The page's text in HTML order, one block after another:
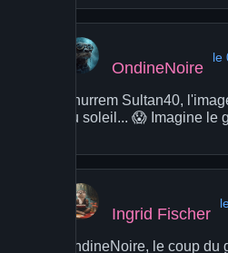
OndineNoire
le
Khurrem Sultan40,
au soleil... 😱 Imagine le
Ingrid Fischer
OndineNoire, le coup